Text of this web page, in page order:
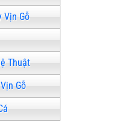
Vịn Gỗ
Thuật
Gỗ